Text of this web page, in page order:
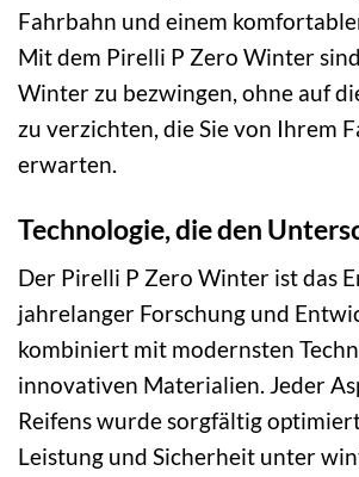
Fahrbahn und einem
Mit dem Pirelli P Zero Winter
Winter zu bezwingen, ohne auf
zu verzichten, die Sie von Ihrem
erwarten.
Technologie, die den
Der Pirelli P Zero Winter ist das
jahrelanger Forschung und
kombiniert mit modernsten
innovativen Materialien. Jeder
Reifens wurde sorgfältig
Leistung und Sicherheit unter